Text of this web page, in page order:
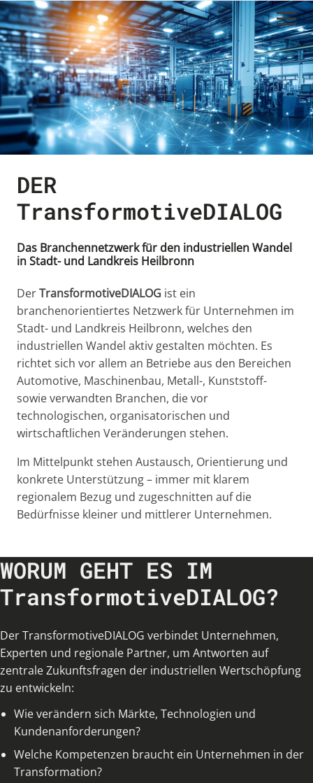
Navigation
überspringen
DER
TransformotiveDIALOG
Das Branchennetzwerk für den industriellen Wandel
in Stadt- und Landkreis Heilbronn
DerTransformotiveDIALOG ist ein
branchenorientiertes Netzwerk für Unternehmen im
Stadt- und Landkreis Heilbronn, welches den
industriellen Wandel aktiv gestalten möchten. Es
richtet sich vor allem an Betriebe aus den Bereichen
Automotive, Maschinenbau, Metall-, Kunststoff-
sowie verwandten Branchen, die vor
technologischen, organisatorischen und
wirtschaftlichen Veränderungen stehen.
Im Mittelpunkt stehen Austausch, Orientierung und
konkrete Unterstützung – immer mit klarem
regionalem Bezug und zugeschnitten auf die
Bedürfnisse kleiner und mittlerer Unternehmen.
WORUM GEHT ES IM
TransformotiveDIALOG?
Der TransformotiveDIALOG verbindet Unternehmen,
Experten und regionale Partner, um Antworten auf
zentrale Zukunftsfragen der industriellen Wertschöpfung
zu entwickeln:
Wie verändern sich Märkte, Technologien und
Kundenanforderungen?
Welche Kompetenzen braucht ein Unternehmen in der
Transformation?